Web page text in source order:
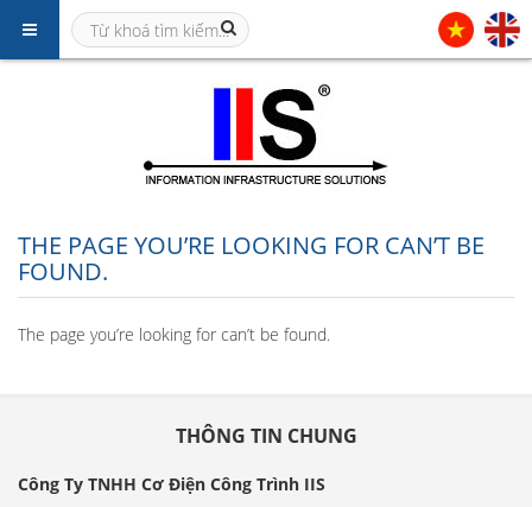
THE PAGE YOU’RE LOOKING FOR CAN’T BE
FOUND.
The page you’re looking for can’t be found.
THÔNG TIN CHUNG
Công Ty TNHH Cơ Điện Công Trình IIS